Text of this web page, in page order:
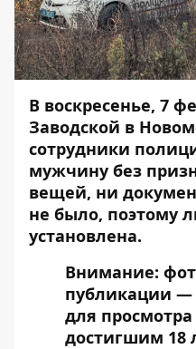
В воскресенье, 7
Заводской в
сотрудники
мужчину без
вещей, ни
не было, поэтому
установлена.
Внимание:
публикации —
для
достигшим 18